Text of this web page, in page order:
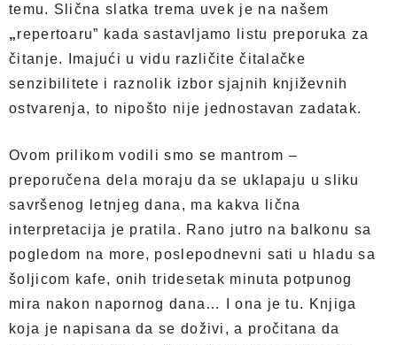
temu. Slična slatka trema uvek je na našem
„repertoaru” kada sastavljamo listu preporuka za
čitanje. Imajući u vidu različite čitalačke
senzibilitete i raznolik izbor sjajnih književnih
ostvarenja, to nipošto nije jednostavan zadatak.
Ovom prilikom vodili smo se mantrom –
preporučena dela moraju da se uklapaju u sliku
savršenog letnjeg dana, ma kakva lična
interpretacija je pratila. Rano jutro na balkonu sa
pogledom na more, poslepodnevni sati u hladu sa
šoljicom kafe, onih tridesetak minuta potpunog
mira nakon napornog dana… I ona je tu. Knjiga
koja je napisana da se doživi, a pročitana da